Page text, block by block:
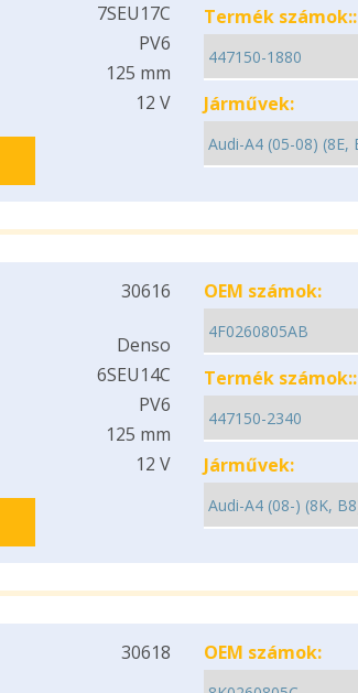
7SEU17C
PV6
125 mm
12 V
Termék számok::
Járművek:
30616
Denso
6SEU14C
PV6
125 mm
12 V
OEM számok:
Termék számok::
Járművek:
30618 OEM számok: